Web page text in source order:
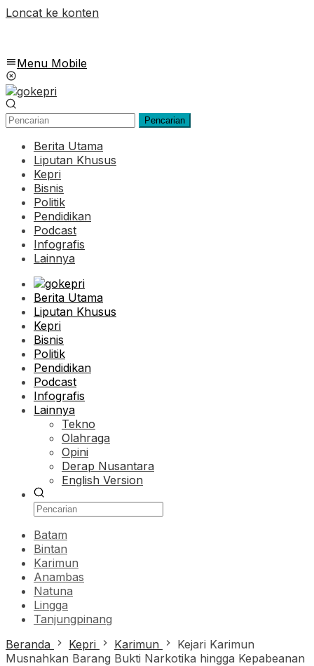
Loncat ke konten
Menu Mobile
Pencarian
Berita Utama
Liputan Khusus
Kepri
Bisnis
Politik
Pendidikan
Podcast
Infografis
Lainnya
Berita Utama
Liputan Khusus
Kepri
Bisnis
Politik
Pendidikan
Podcast
Infografis
Lainnya
Tekno
Olahraga
Opini
Derap Nusantara
English Version
Batam
Bintan
Karimun
Anambas
Natuna
Lingga
Tanjungpinang
Beranda
Kepri Karimun
Kejari Karimun
Musnahkan Barang Bukti Narkotika hingga Kepabeanan